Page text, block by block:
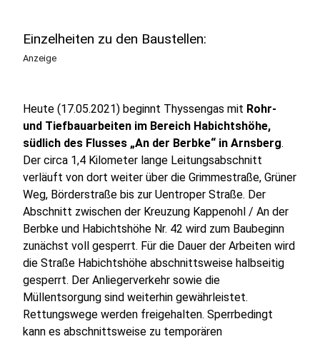
Einzelheiten zu den Baustellen:
Anzeige
Heute (17.05.2021) beginnt Thyssengas mit Rohr-
und Tiefbauarbeiten im Bereich Habichtshöhe,
südlich des Flusses „An der Berbke“ in Arnsberg.
Der circa 1,4 Kilometer lange Leitungsabschnitt
verläuft von dort weiter über die Grimmestraße, Grüner
Weg, Börderstraße bis zur Uentroper Straße. Der
Abschnitt zwischen der Kreuzung Kappenohl / An der
Berbke und Habichtshöhe Nr. 42 wird zum Baubeginn
zunächst voll gesperrt. Für die Dauer der Arbeiten wird
die Straße Habichtshöhe abschnittsweise halbseitig
gesperrt. Der Anliegerverkehr sowie die
Müllentsorgung sind weiterhin gewährleistet.
Rettungswege werden freigehalten. Sperrbedingt
kann es abschnittsweise zu temporären